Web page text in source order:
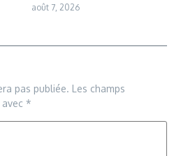
août 7, 2026
pas publiée. Les champs
*